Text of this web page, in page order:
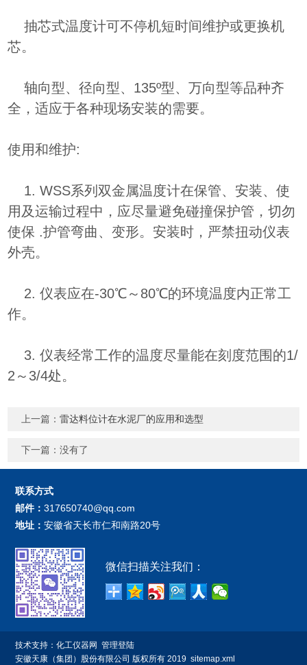
抽芯式温度计可不停机短时间维护或更换机
芯。
轴向型、径向型、135º型、万向型等品种齐
全，适应于各种现场安装的需要。
使用和维护:
1. WSS系列双金属温度计在保管、安装、使
用及运输过程中，应尽量避免碰撞保护管，切勿
使保 .护管弯曲、变形。安装时，严禁扭动仪表
外壳。
2. 仪表应在-30℃～80℃的环境温度内正常工
作。
3. 仪表经常工作的温度尽量能在刻度范围的1/
2～3/4处。
上一篇：雷达料位计在水泥厂的应用和选型
下一篇：没有了
联系方式
邮件：317650740@qq.com
地址：安徽省天长市仁和南路20号
微信扫描关注我们：
技术支持：化工仪器网
管理登陆
安徽天康（集团）股份有限公司 版权所有 2019 sitemap.xml